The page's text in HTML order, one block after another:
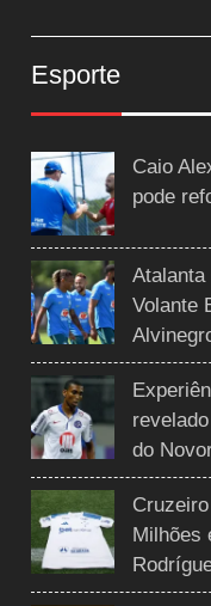
Esporte
Caio
pode
Volante
do
Milhões